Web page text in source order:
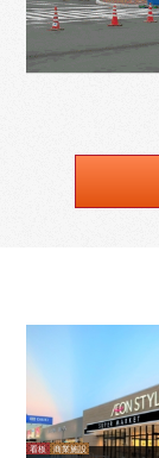
看板 商業施設